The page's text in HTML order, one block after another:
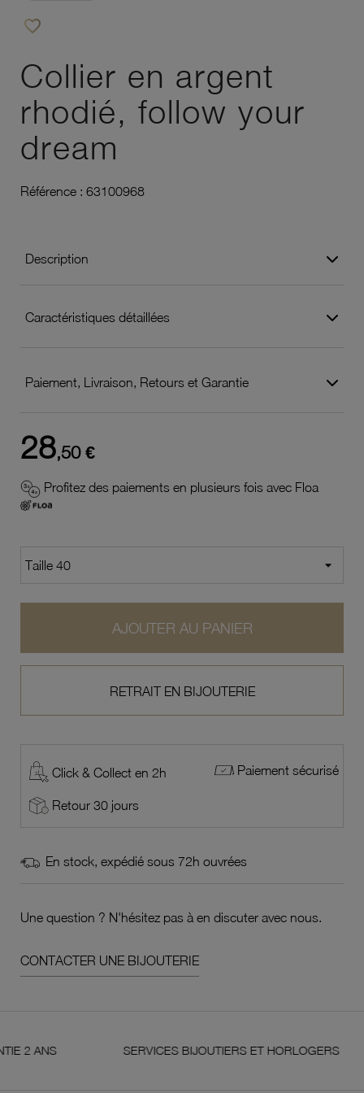
favorite_border
Collier en argent
rhodié, follow your
dream
Référence : 63100968
Description
Caractéristiques détaillées
Paiement, Livraison, Retours et Garantie
28,50 €
Profitez des paiements en plusieurs fois avec Floa
AJOUTER AU PANIER
RETRAIT EN BIJOUTERIE
Click & Collect en 2h Paiement sécurisé
Retour 30 jours
En stock, expédié sous 72h ouvrées
Une question ? N'hésitez pas à en discuter avec nous.
CONTACTER UNE BIJOUTERIE
SERVICES BIJOUTIERS ET HORLOGERS